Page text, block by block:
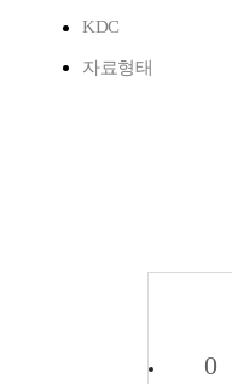
KDC
자료형태
0